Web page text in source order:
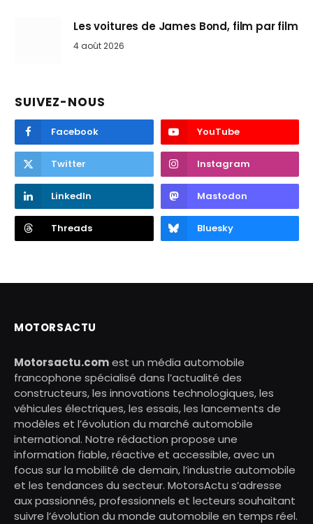
Les voitures de James Bond, film par film
4 août 2026
SUIVEZ-NOUS
Facebook YouTube
Twitter Instagram
LinkedIn Mastodon
Threads Bluesky
MOTORSACTU
Motorsactu.comest un média automobile
francophone spécialisé dans l’actualité des
constructeurs, les innovations technologiques, les
véhicules électriques, les essais, les lancements de
modèles et l’évolution du marché automobile
international. Notre rédaction propose une
information fiable, réactive et accessible, avec un
focus sur la mobilité de demain, l’industrie automobile
et les tendances du secteur. MotorsActu s’adresse
aux passionnés, professionnels et lecteurs souhaitant
suivre l’évolution du monde automobile en temps réel.